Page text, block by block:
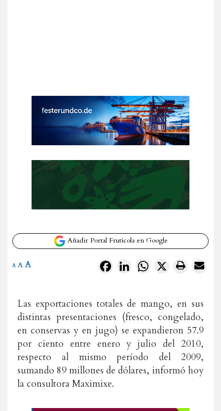
Añadir Portal Frutícola en Google
FacebookLinkedInWhatsApp
X
A A A
Las exportaciones totales de mango, en sus
distintas presentaciones (fresco, congelado,
en conservas y en jugo) se expandieron 57.9
por ciento entre enero y julio del 2010,
respecto al mismo período del 2009,
sumando 89 millones de dólares, informó hoy
la consultora Maximixe.